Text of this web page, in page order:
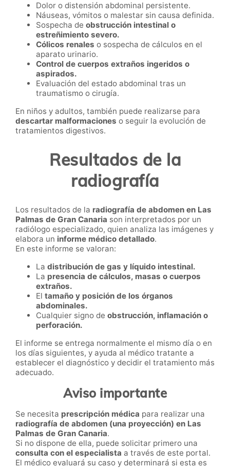
Dolor o distensión abdominal persistente.
Náuseas, vómitos o malestar sin causa definida.
Sospecha de obstrucción intestinal o
estreñimiento severo.
Cólicos renales o sospecha de cálculos en el
aparato urinario.
Control de cuerpos extraños ingeridos o
aspirados.
Evaluación del estado abdominal tras un
traumatismo o cirugía.
En niños y adultos, también puede realizarse para
descartar malformaciones o seguir la evolución de
tratamientos digestivos.
Resultados de la
radiografía
Los resultados de la radiografía de abdomen en Las
Palmas de Gran Canaria son interpretados por un
radiólogo especializado, quien analiza las imágenes y
elabora un informe médico detallado.
En este informe se valoran:
La distribución de gas y líquido intestinal.
La presencia de cálculos, masas o cuerpos
extraños.
El tamaño y posición de los órganos
abdominales.
Cualquier signo de obstrucción, inflamación o
perforación.
El informe se entrega normalmente el mismo día o en
los días siguientes, y ayuda al médico tratante a
establecer el diagnóstico y decidir el tratamiento más
adecuado.
Aviso importante
Se necesita prescripción médica para realizar una
radiografía de abdomen (una proyección) en Las
Palmas de Gran Canaria.
Si no dispone de ella, puede solicitar primero una
consulta con el especialista a través de este portal.
El médico evaluará su caso y determinará si esta es